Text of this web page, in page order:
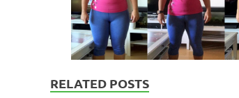
RELATED POSTS